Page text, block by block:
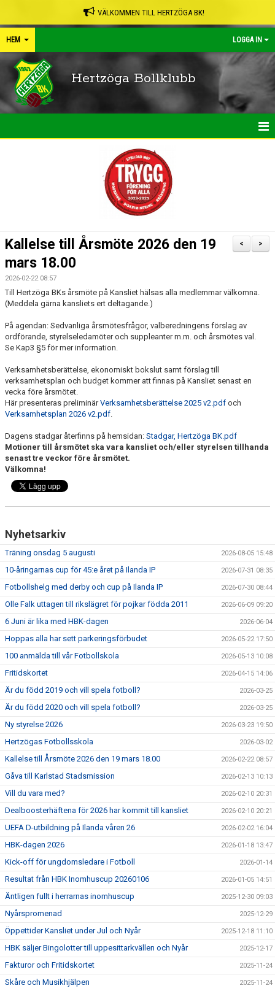
VÄLKOMMEN TILL HERTZÖGA BK!
HEM LOGGA IN
Hertzöga Bollklubb
SHOP
BLI MEDLEM
MATCHER
FÖRENINGSDOKUMENT_GAMLA
SPONSORER
FÖRENINGSDOKUMENT
>
<
Kallelse till Årsmöte 2026 den 19
mars 18.00
2026-02-22 08:57
Till Hertzöga BKs årsmöte på Kansliet hälsas alla medlemmar välkomna.
(Meddela gärna kansliets ert deltagande.)
På agendan: Sedvanliga årsmötesfrågor, valberedningens förslag av
ordförande, styrelseledamöter och suppleanter m.m. och årsmötes val.
Se Kap3 §5 för mer information.
Verksamhetsberättelse, ekonomiskt bokslut samt förslag till
verksamhetsplan och budget kommer att finnas på Kansliet senast en
vecka före årsmötet.
Här presenteras preliminärVerksamhetsberättelse 2025 v2.pdf och
Verksamhetsplan 2026 v2.pdf.
Dagens stadgar återfinns på hemsidan: Stadgar, Hertzöga BK.pdf
Motioner till årsmötet ska vara kansliet och/eller styrelsen tillhanda
senast tre veckor före årsmötet.
Välkomna!
Nyhetsarkiv
Träning onsdag 5 augusti 2026-08-05 15:48
10-åringarnas cup för 45:e året på Ilanda IP 2026-07-31 08:35
Fotbollshelg med derby och cup på Ilanda IP 2026-07-30 08:44
Olle Falk uttagen till rikslägret för pojkar födda 2011 2026-06-09 09:20
6 Juni är lika med HBK-dagen 2026-06-04
Hoppas alla har sett parkeringsförbudet 2026-05-22 17:50
100 anmälda till vår Fotbollskola 2026-05-13 10:08
Fritidskortet 2026-04-15 14:06
Är du född 2019 och vill spela fotboll? 2026-03-25
Är du född 2020 och vill spela fotboll? 2026-03-25
Ny styrelse 2026 2026-03-23 19:50
Hertzögas Fotbollsskola 2026-03-02
Kallelse till Årsmöte 2026 den 19 mars 18.00 2026-02-22 08:57
Gåva till Karlstad Stadsmission 2026-02-13 10:13
Vill du vara med? 2026-02-10 20:31
Dealboosterhäftena för 2026 har kommit till kansliet 2026-02-10 20:21
UEFA D-utbildning på Ilanda våren 26 2026-02-02 16:04
HBK-dagen 2026 2026-01-18 13:47
Kick-off för ungdomsledare i Fotboll 2026-01-14
Resultat från HBK Inomhuscup 20260106 2026-01-05 14:51
Äntligen fullt i herrarnas inomhuscup 2025-12-30 09:03
Nyårspromenad 2025-12-29
Öppettider Kansliet under Jul och Nyår 2025-12-18 11:10
HBK säljer Bingolotter till uppesittarkvällen och Nyår 2025-12-17
Fakturor och Fritidskortet 2025-11-24
Skåre och Musikhjälpen 2025-11-24